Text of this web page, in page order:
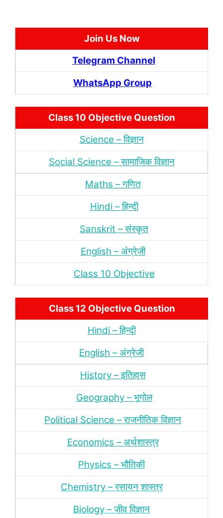
Join Us Now
Telegram Channel
WhatsApp Group
Class 10 Objective Question
Science – विज्ञान
Social Science – सामाजिक विज्ञान
Maths – गणित
Hindi – हिन्‍दी
Sanskrit – संस्‍कृत
English – अंंग्रेजी
Class 10 Objective
Class 12 Objective Question
Hindi – हिन्‍दी
English – अंग्रेजी
History – इतिहास
Geography – भूगोल
Political Science – राजनीतिक विज्ञान
Economics – अर्थशास्‍त्र
Physics – भौतिकी
Chemistry – रसायन शास्‍त्र
Biology – जीव विज्ञान